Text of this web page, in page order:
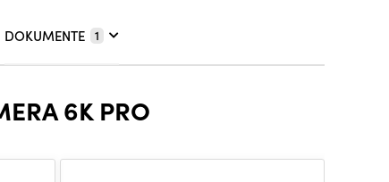
DOKUMENTE 1
6K PRO